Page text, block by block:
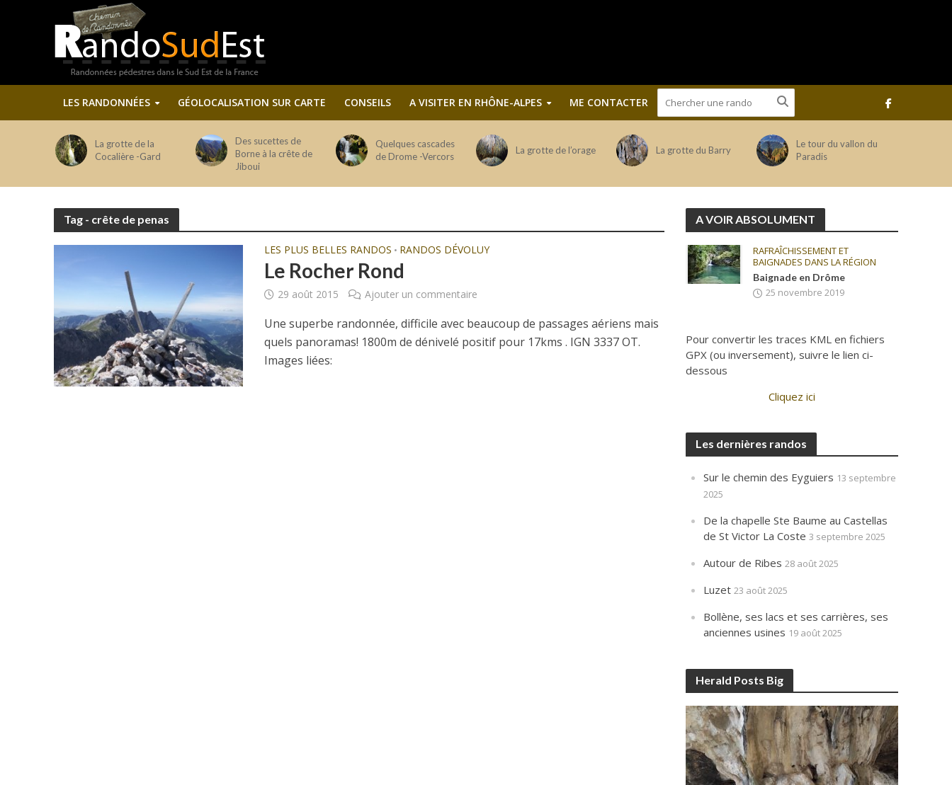
LES RANDONNÉES GÉOLOCALISATION SUR CARTE CONSEILS A VISITER EN RHÔNE-ALPES ME CONTACTER
La grotte de la
Cocalière -Gard
Des sucettes de
Borne à la crête de
Jiboui
Quelques cascades
de Drome -Vercors
La grotte de l’orage La grotte du Barry
Le tour du vallon du
Paradis
Tag - crête de penas
LES PLUS BELLES RANDOS • RANDOS DÉVOLUY
Le Rocher Rond
29 août 2015 Ajouter un commentaire
Une superbe randonnée, difficile avec beaucoup de passages aériens mais
quels panoramas! 1800m de dénivelé positif pour 17kms . IGN 3337 OT.
Images liées:
A VOIR ABSOLUMENT
RAFRAÎCHISSEMENT ET
BAIGNADES DANS LA RÉGION
Baignade en Drôme
25 novembre 2019
Pour convertir les traces KML en fichiers
GPX (ou inversement), suivre le lien ci-
dessous
Cliquez ici
Les dernières randos
Sur le chemin des Eyguiers 13 septembre
2025
De la chapelle Ste Baume au Castellas
de St Victor La Coste 3 septembre 2025
Autour de Ribes 28 août 2025
Luzet 23 août 2025
Bollène, ses lacs et ses carrières, ses
anciennes usines 19 août 2025
Herald Posts Big